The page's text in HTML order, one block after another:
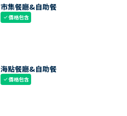
市集餐廳&自助餐
check價格包含
海點餐廳&自助餐
check價格包含